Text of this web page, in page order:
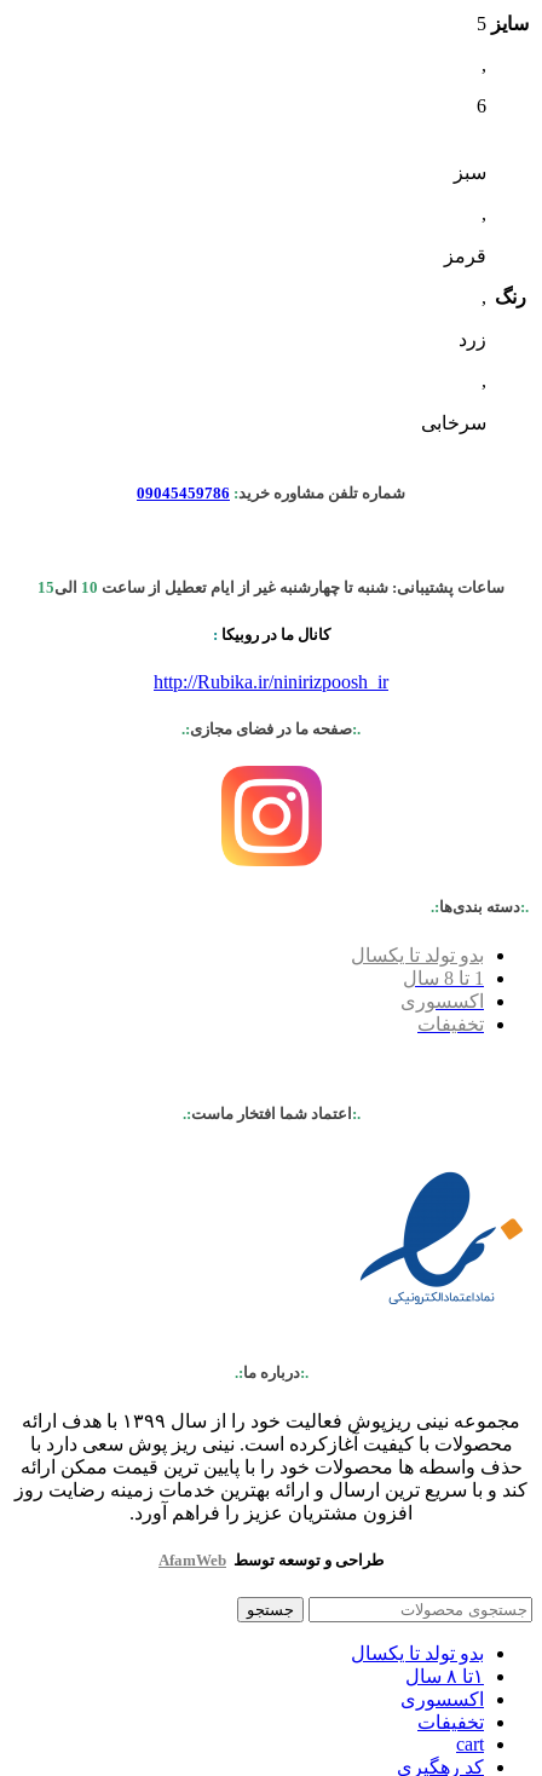
سایز 5
,
6
رنگ
سبز
,
قرمز
,
زرد
,
سرخابی
شماره تلفن مشاوره خرید:
09045459786
ساعات پشتیبانی: شنبه تا چهارشنبه غیر از ایام تعطیل از ساعت 10 الی15
کانال ما در روبیکا :
http://Rubika.ir/ninirizpoosh_ir
.:صفحه ما در فضای مجازی:.
.:دسته بندی‌ها:.
بدو تولد تا یکسال
1 تا 8 سال
اکسسوری
تخفیفات
.:اعتماد شما افتخار ماست:.
.:درباره ما:.
مجموعه نینی ریزپوش فعالیت خود را از سال ۱۳۹۹ با هدف ارائه
محصولات با کیفیت آغازکرده است. نینی ریز پوش سعی دارد با
حذف واسطه ها محصولات خود را با پایین ترین قیمت ممکن ارائه
کند و با سریع ترین ارسال و ارائه بهترین خدمات زمینه رضایت روز
افزون مشتریان عزیز را فراهم آورد.
طراحی و توسعه توسط AfamWeb
جستجو
بدو تولد تا یکسال
۱تا ۸ سال
اکسسوری
تخفیفات
cart
کد رهگیری